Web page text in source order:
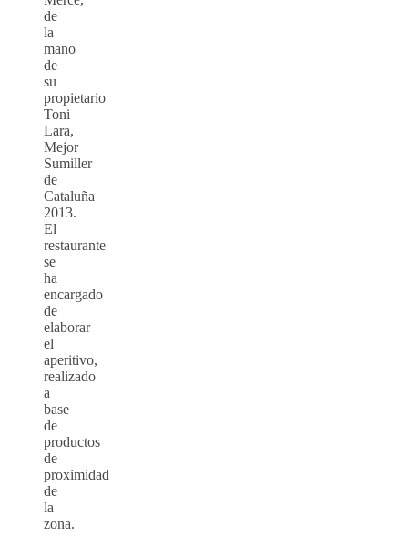
de
la
mano
de
su
propietario
Toni
Lara,
Mejor
Sumiller
de
Cataluña
2013.
El
restaurante
se
ha
encargado
de
elaborar
el
aperitivo,
realizado
a
base
de
productos
de
proximidad
de
la
zona.